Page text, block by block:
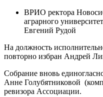
ВРИО ректора
аграрного
Евгений Рудой
На должность
повторно избран Андрей
Собрание вновь
Анне Голубятниковой
ревизора Ассоциации.